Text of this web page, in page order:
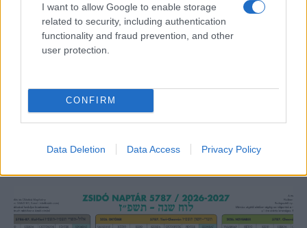
I want to allow Google to enable storage
related to security, including authentication
functionality and fraud prevention, and other
user protection.
CONFIRM
Data Deletion Data Access Privacy Policy
Lesújtva fogadtuk a hírt: meghalt a Rebbe
bizalmasa